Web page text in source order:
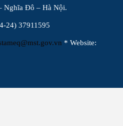
Nghĩa Đô – Hà Nội.
24) 37911595
* Website: